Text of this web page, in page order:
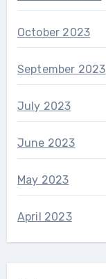
October 2023
September 2023
July 2023
June 2023
May 2023
April 2023